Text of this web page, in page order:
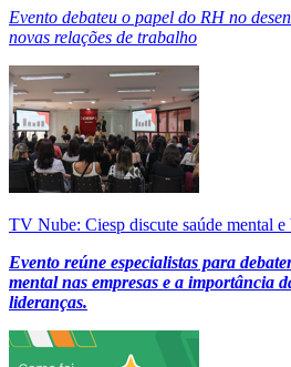
Evento debateu o papel do RH no
novas relações de trabalho
TV Nube: Ciesp discute saúde mental
Evento reúne especialistas para
mental nas empresas e a importância
lideranças.